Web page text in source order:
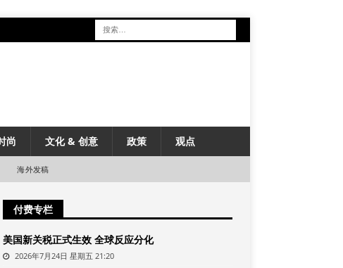
尚 文化 & 创意 政策 观点
海外发稿
付费专栏
美国新关税正式生效 全球反应分化
2026年7月24日 星期五 21:20